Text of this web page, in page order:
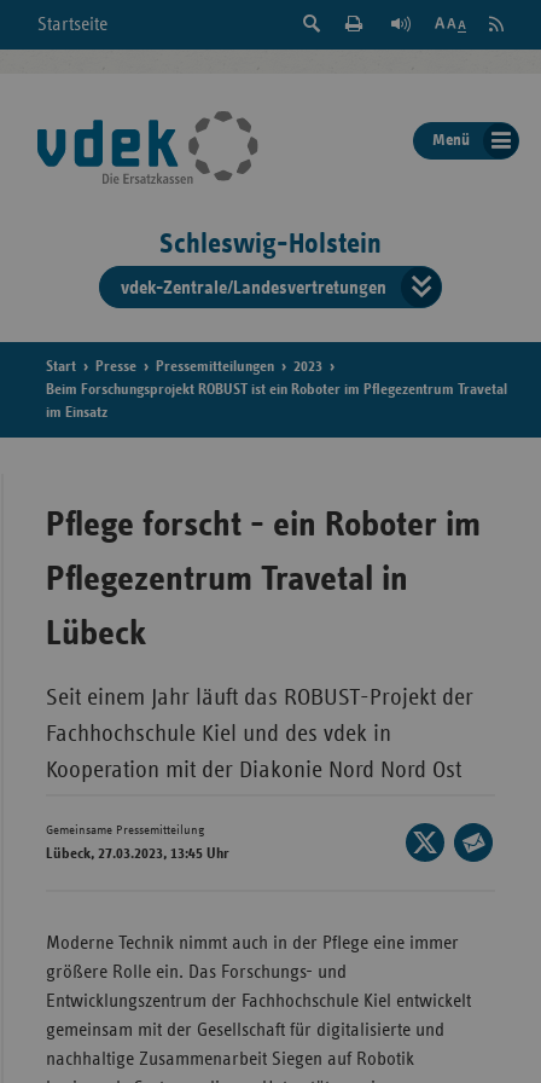
Startseite
Suche
der
Seite
Feed
Menü
Schleswig-Holstein
vdek-Zentrale/Landesvertretungen
der
Start Presse Pressemitteilungen
2023
Beim Forschungsprojekt ROBUST ist ein Roboter im Pflegezentrum Travetal
im Einsatz
Pflege forscht - ein Roboter im
Pflegezentrum Travetal in
Lübeck
Seit einem Jahr läuft das ROBUST-Projekt der
Fachhochschule Kiel und des vdek in
Kooperation mit der Diakonie Nord Nord Ost
Gemeinsame Pressemitteilung
Lübeck, 27.03.2023, 13:45 Uhr
Seite
auf
Moderne Technik nimmt auch in der Pflege eine immer
größere Rolle ein. Das Forschungs- und
Entwicklungszentrum der Fachhochschule Kiel entwickelt
gemeinsam mit der Gesellschaft für digitalisierte und
nachhaltige Zusammenarbeit Siegen auf Robotik